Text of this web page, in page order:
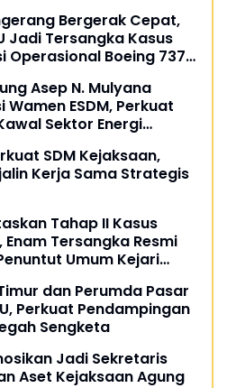
Bergerak Cepat,
Jadi Tersangka Kasus
Operasional Boeing 737-
Asep N. Mulyana
ESDM, Perkuat
Sektor Energi
SDM Kejaksaan,
Kerja Sama Strategis
Tahap II Kasus
Enam Tersangka Resmi
Umum Kejari
dan Perumda Pasar
Perkuat Pendampingan
Sengketa
Jadi Sekretaris
Aset Kejaksaan Agung